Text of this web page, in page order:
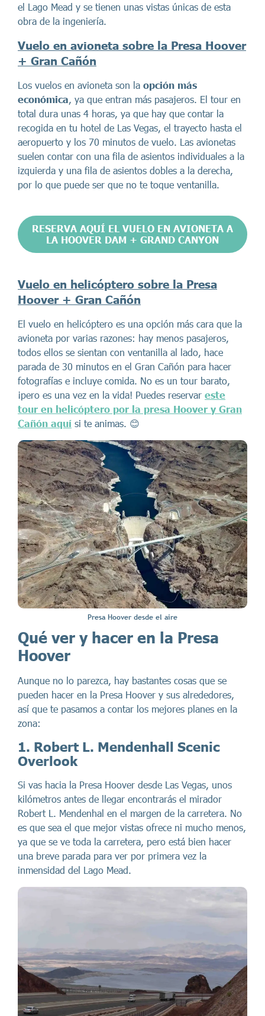
el Lago Mead y se tienen unas vistas únicas de esta
obra de la ingeniería.
Vuelo en avioneta sobre la Presa Hoover
+ Gran Cañón
Los vuelos en avioneta son la opción más
económica , ya que entran más pasajeros. El tour en
total dura unas 4 horas, ya que hay que contar la
recogida en tu hotel de Las Vegas, el trayecto hasta el
aeropuerto y los 70 minutos de vuelo. Las avionetas
suelen contar con una fila de asientos individuales a la
izquierda y una fila de asientos dobles a la derecha,
por lo que puede ser que no te toque ventanilla.
RESERVA AQUÍ EL VUELO EN AVIONETA A
LA HOOVER DAM + GRAND CANYON
Vuelo en helicóptero sobre la Presa
Hoover + Gran Cañón
El vuelo en helicóptero es una opción más cara que la
avioneta por varias razones: hay menos pasajeros,
todos ellos se sientan con ventanilla al lado, hace
parada de 30 minutos en el Gran Cañón para hacer
fotografías e incluye comida. No es un tour barato,
¡pero es una vez en la vida! Puedes reservar este
tour en helicóptero por la presa Hoover y Gran
Cañón aquí si te animas. 😊
Presa Hoover desde el aire
Qué ver y hacer en la Presa
Hoover
Aunque no lo parezca, hay bastantes cosas que se
pueden hacer en la Presa Hoover y sus alrededores,
así que te pasamos a contar los mejores planes en la
zona:
1. Robert L. Mendenhall Scenic
Overlook
Si vas hacia la Presa Hoover desde Las Vegas, unos
kilómetros antes de llegar encontrarás el mirador
Robert L. Mendenhal en el margen de la carretera. No
es que sea el que mejor vistas ofrece ni mucho menos,
ya que se ve toda la carretera, pero está bien hacer
una breve parada para ver por primera vez la
inmensidad del Lago Mead.